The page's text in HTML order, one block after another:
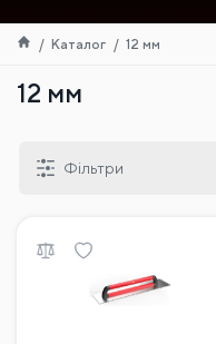
Каталог 12 мм
12 мм
Фільтри